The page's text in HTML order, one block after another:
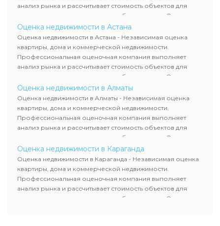
анализ рынка и рассчитывает стоимость объектов для
продажи, ипотеки, аренды и судебных споров. Оценка
недвижимости включает современные методы и
гарантирует объективные результаты. Отчеты
используются для банков, судов и страховых компаний по
всему Казахстану.
Оценка недвижимости в Астана
Оценка недвижимости в Астана - Независимая оценка
квартиры, дома и коммерческой недвижимости.
Профессиональная оценочная компания выполняет
анализ рынка и рассчитывает стоимость объектов для
продажи, ипотеки, аренды и судебных споров. Оценка
недвижимости включает современные методы и
гарантирует объективные результаты. Отчеты
используются для банков, судов и страховых компаний по
всему Казахстану.
Оценка недвижимости в Алматы
Оценка недвижимости в Алматы - Независимая оценка
квартиры, дома и коммерческой недвижимости.
Профессиональная оценочная компания выполняет
анализ рынка и рассчитывает стоимость объектов для
продажи, ипотеки, аренды и судебных споров. Оценка
недвижимости включает современные методы и
гарантирует объективные результаты. Отчеты
используются для банков, судов и страховых компаний по
всему Казахстану.
Оценка недвижимости в Караганда
Оценка недвижимости в Караганда - Независимая оценка
квартиры, дома и коммерческой недвижимости.
Профессиональная оценочная компания выполняет
анализ рынка и рассчитывает стоимость объектов для
продажи, ипотеки, аренды и судебных споров. Оценка